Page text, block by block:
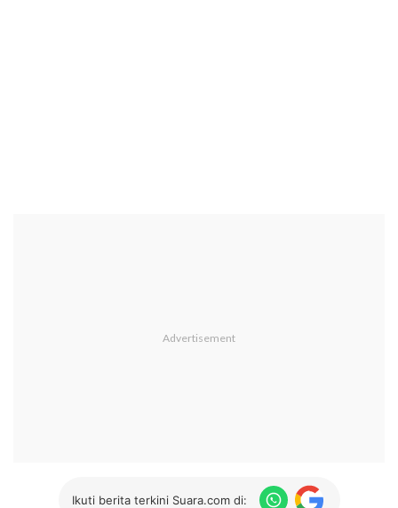
Ikuti berita terkini Suara.com di: